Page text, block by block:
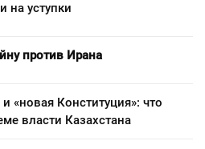
уступки
против Ирана
«новая Конституция»: что
власти Казахстана